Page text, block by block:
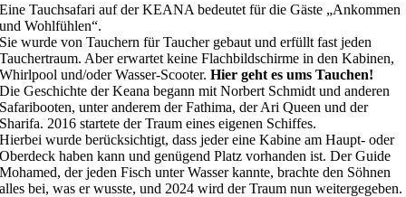
Eine Tauchsafari auf der KEANA bedeutet für die Gäste „Ankommen
und Wohlfühlen“.
Sie wurde von Tauchern für Taucher gebaut und erfüllt fast jeden
Tauchertraum. Aber erwartet keine Flachbildschirme in den Kabinen,
Whirlpool und/oder Wasser-Scooter.Hier geht es ums Tauchen!
Die Geschichte der Keana begann mit Norbert Schmidt und anderen
Safaribooten, unter anderem der Fathima, der Ari Queen und der
Sharifa. 2016 startete der Traum eines eigenen Schiffes.
Hierbei wurde berücksichtigt, dass jeder eine Kabine am Haupt- oder
Oberdeck haben kann und genügend Platz vorhanden ist. Der Guide
Mohamed, der jeden Fisch unter Wasser kannte, brachte den Söhnen
alles bei, was er wusste, und 2024 wird der Traum nun weitergegeben.